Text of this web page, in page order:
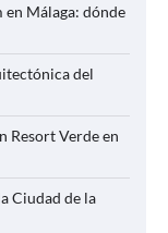
en Málaga: dónde
del
Resort Verde en
Ciudad de la